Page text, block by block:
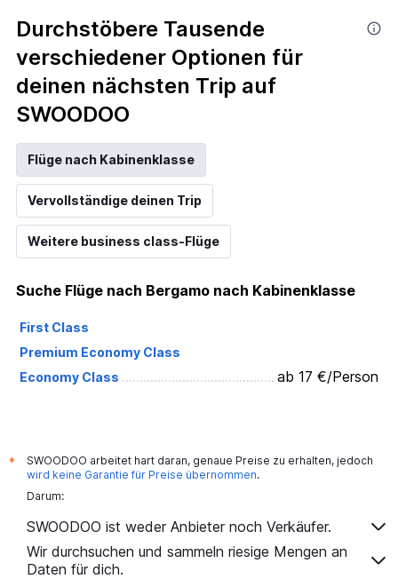
30.
Durchstöbere Tausende
verschiedener Optionen für
deinen nächsten Trip auf
SWOODOO
Flüge nach Kabinenklasse
Vervollständige deinen Trip
Weitere business class-Flüge
Suche Flüge nach Bergamo nach Kabinenklasse
First Class
Premium Economy Class
Economy Class
ab 17 €/Person
*
SWOODOO arbeitet hart daran, genaue Preise zu erhalten, jedoch
wird keine Garantie für Preise übernommen.
Darum:
SWOODOO ist weder Anbieter noch Verkäufer.
Wir durchsuchen und sammeln riesige Mengen an
Daten für dich.